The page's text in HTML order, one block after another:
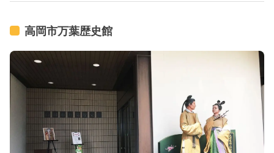
経て天正12年（1584年）にこの地に移ったそうです。
令和4年（2022年）に“本堂“と“大広間及び式台”が国宝
に指定された浄土真宗本願寺派の寺院。地元の方か
らは『ふるこさん』の愛称で親しまれています。
高岡市万葉歴史館